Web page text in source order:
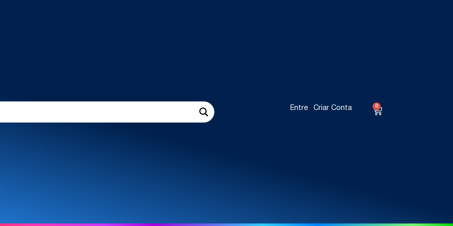
Entre Criar Conta 0